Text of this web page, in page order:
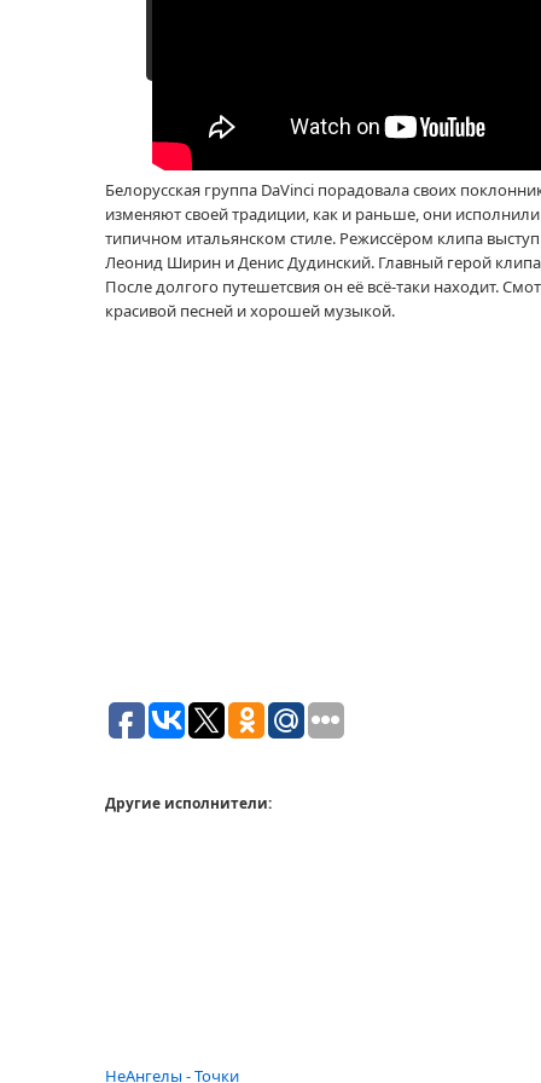
Белорусская группа DaVinci порадовала своих
изменяют своей традиции, как и раньше, они
типичном итальянском стиле. Режиссёром клипа
Леонид Ширин и Денис Дудинский. Главный герой
После долгого путешетсвия он её всё-таки находит.
красивой песней и хорошей музыкой.
Другие исполнители:
НеАнгелы - Точки